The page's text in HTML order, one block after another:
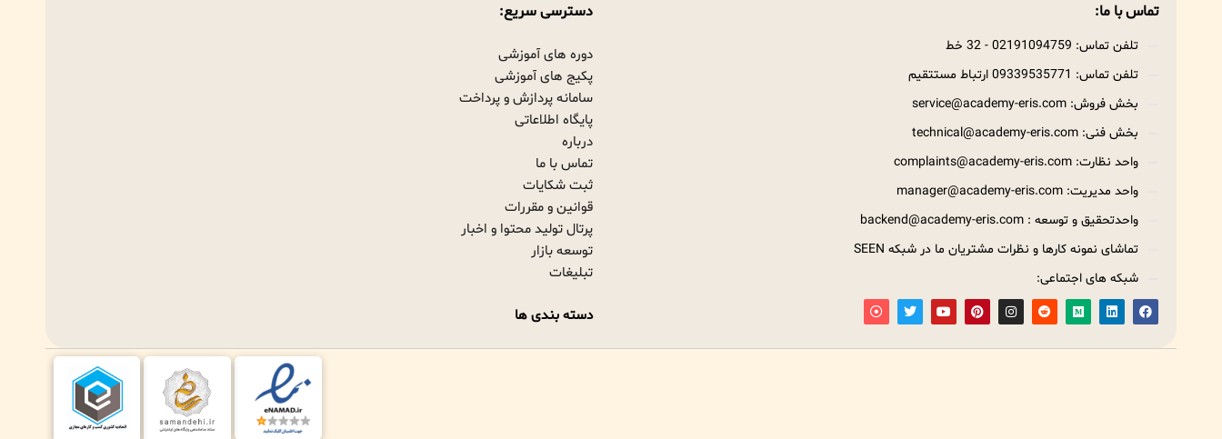
تماس با ما:
تلفن تماس: 02191094759 - 32 خط
تلفن تماس: 09339535771 ارتباط مستتقیم
بخش فروش: service@academy-eris.com
بخش فنی: technical@academy-eris.com
واحد نظارت: complaints@academy-eris.com
واحد مدیریت: manager@academy-eris.com
واحدتحقیق و توسعه : backend@academy-eris.com
تماشای نمونه کارها و نظرات مشتریان ما در شبکه SEEN
شبکه های اجتماعی:
دسترسی سریع:
دوره های آموزشی
پکیج های آموزشی
سامانه پردازش و پرداخت
پایگاه اطلاعاتی
درباره
تماس با ما
ثبت شکایات
قوانین و مقررات
پرتال تولید محتوا و اخبار
توسعه بازار
تبلیغات
دسته بندی ها